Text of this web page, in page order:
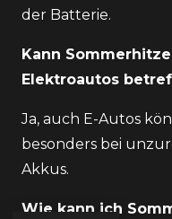
der Batterie.
Kann
Elektroautos
Ja, auch E-Autos
besonders bei
Akkus.
Wie kann ich